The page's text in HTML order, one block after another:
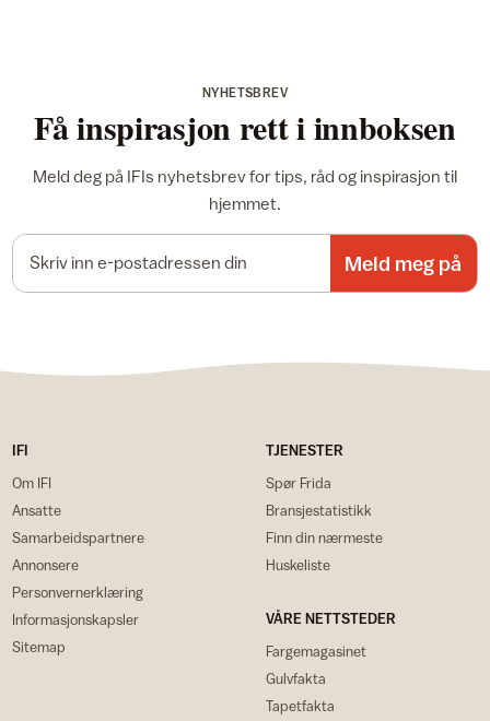
NYHETSBREV
Få inspirasjon rett i innboksen
Meld deg på IFIs nyhetsbrev for tips, råd og inspirasjon til
hjemmet.
Meld meg på
IFI
Om IFI
Ansatte
Samarbeidspartnere
Annonsere
Personvernerklæring
Informasjonskapsler
Sitemap
TJENESTER
Spør Frida
Bransjestatistikk
Finn din nærmeste
Huskeliste
VÅRE NETTSTEDER
Fargemagasinet
Gulvfakta
Tapetfakta